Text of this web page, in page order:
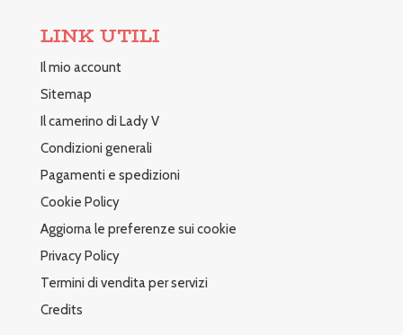
LINK UTILI
Il mio account
Sitemap
Il camerino di Lady V
Condizioni generali
Pagamenti e spedizioni
Cookie Policy
Aggiorna le preferenze sui cookie
Privacy Policy
Termini di vendita per servizi
Credits